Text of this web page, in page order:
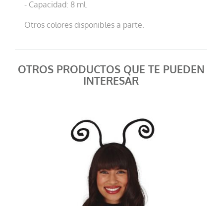
- Capacidad: 8 ml.
Otros colores disponibles a parte.
OTROS PRODUCTOS QUE TE PUEDEN
INTERESAR